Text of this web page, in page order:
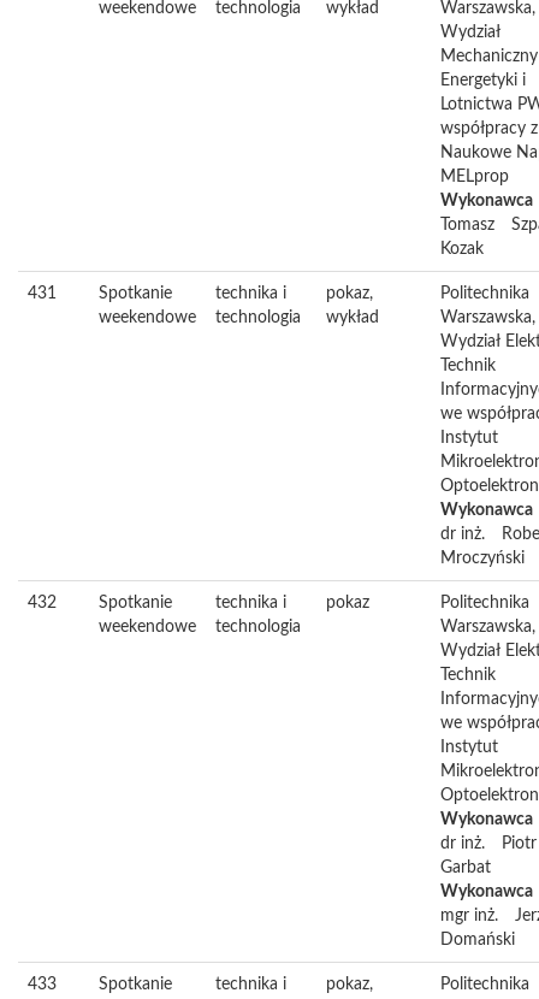
weekendowe technologia wykład
Warszawska,
Wydział
Mechaniczny
Energetyki i
Lotnictwa
współpracy z
Naukowe
MELprop
Wykonawca
Tomasz
Kozak
431
Spotkanie
weekendowe
technika i
technologia
pokaz,
wykład
Politechnika
Warszawska,
Wydział
Technik
we
Instytut
Wykonawca
dr inż.
Mroczyński
432
Spotkanie
weekendowe
technika i
technologia
pokaz
Politechnika
Warszawska,
Wydział
Technik
we
Instytut
Wykonawca
dr inż.
Piotr
Garbat
Wykonawca
mgr inż.
Domański
433
Spotkanie
technika i
pokaz,
Politechnika